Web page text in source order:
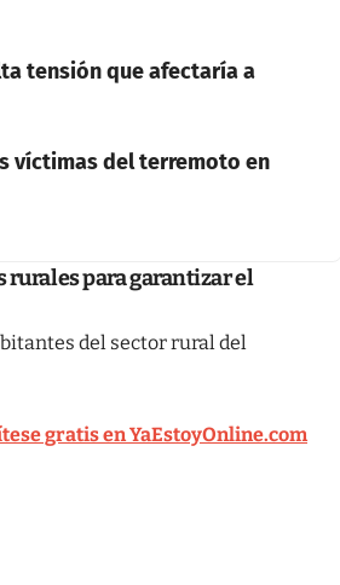
tensión que afectaría a
víctimas del terremoto en
rurales para garantizar el
del sector rural del
gratis en YaEstoyOnline.com